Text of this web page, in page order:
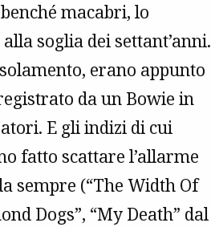
macabri, lo
soglia dei settant’anni.
erano appunto
da un Bowie in
E gli indizi di cui
fatto scattare l’allarme
sempre (“The Width Of
Dogs”, “My Death” dal